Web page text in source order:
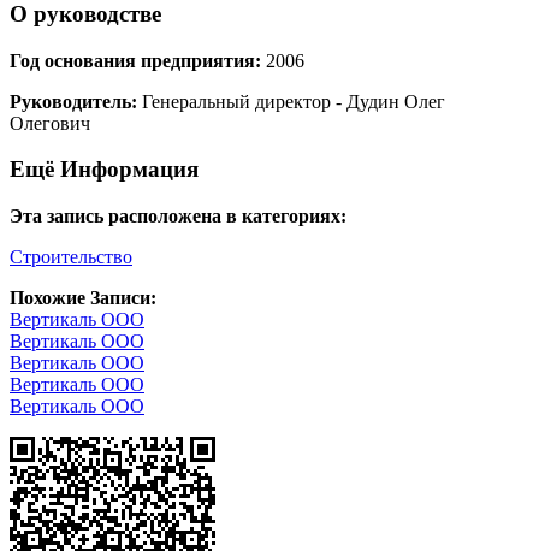
О руководстве
Год основания предприятия: 2006
Руководитель: Генеральный директор - Дудин Олег
Олегович
Ещё Информация
Эта запись расположена в категориях:
Строительство
Похожие Записи:
Вертикаль ООО
Вертикаль ООО
Вертикаль ООО
Вертикаль ООО
Вертикаль ООО